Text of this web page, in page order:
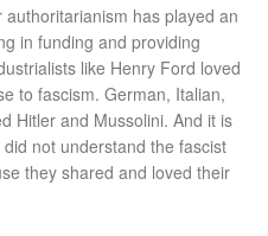
has played an
in funding and providing
like Henry Ford loved
to fascism. German, Italian,
Hitler and Mussolini. And it is
not understand the fascist
they shared and loved their